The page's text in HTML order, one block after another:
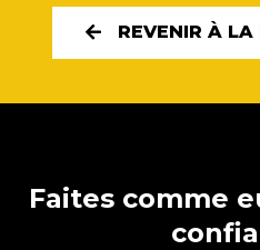
REVENIR À LA
Faites comme